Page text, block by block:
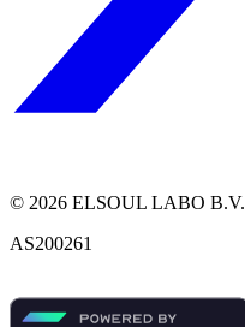
© 2026 ELSOUL LABO B.V.
AS200261